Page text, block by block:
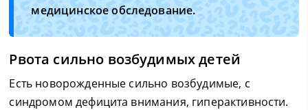
медицинское обследование.
Рвота сильно возбудимых детей
Есть новорожденные сильно возбудимые, с
синдромом дефицита внимания, гиперактивности.